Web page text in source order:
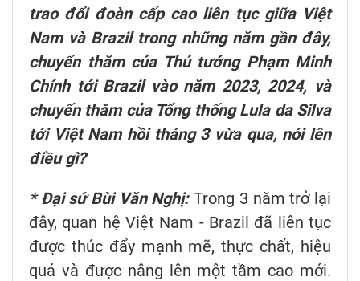
trao đổi đoàn cấp cao liên tục giữa Việt
Nam và Brazil trong những năm gần đây,
chuyến thăm của Thủ tướng Phạm Minh
Chính tới Brazil vào năm 2023, 2024, và
chuyến thăm của Tổng thống Lula da Silva
tới Việt Nam hồi tháng 3 vừa qua, nói lên
điều gì?
* Đại sứ Bùi Văn Nghị:Trong 3 năm trở lại
đây, quan hệ Việt Nam - Brazil đã liên tục
được thúc đẩy mạnh mẽ, thực chất, hiệu
quả và được nâng lên một tầm cao mới.